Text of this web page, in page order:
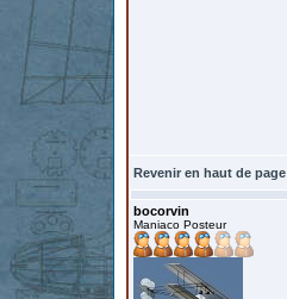
Revenir en haut de page
bocorvin
Maniaco Posteur